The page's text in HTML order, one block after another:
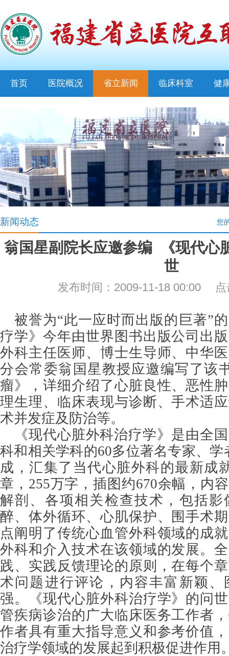
首页 医院概况 省立新闻 临床科室 健
新闻动态 您
翁国星副院长应邀参编 《现代心
世
发布时间：2009-11-18 00:00 点
被誉为“此一应时而出版的巨著”
疗学》今年由世界图书出版公司出
外科主任医师、博士生导师、中华
分会常委翁国星教授应邀编写了该
瘤》，详细介绍了心脏良性、恶性
理生理、临床表现与诊断、手术适
术并发症及防治等。
《现代心脏外科治疗学》是由全
科和相关学科的60多位著名专家、
成，汇集了当代心脏外科的最新成
章，255万字，插图约670余幅，内
解剖、各项相关检查技术，包括影
醉、体外循环、心肌保护、围手术
点阐明了传统心血管外科领域的成
外科和介入技术在该领域的发展。
践、实践反馈理论的原则，在每个
术问题进行评论，内容丰富新颖、
强。《现代心脏外科治疗学》的问
管疾病诊治的广大临床医务工作者
作者具有重大指导意义和参考价值
治疗学领域的发展起到积极促进作用